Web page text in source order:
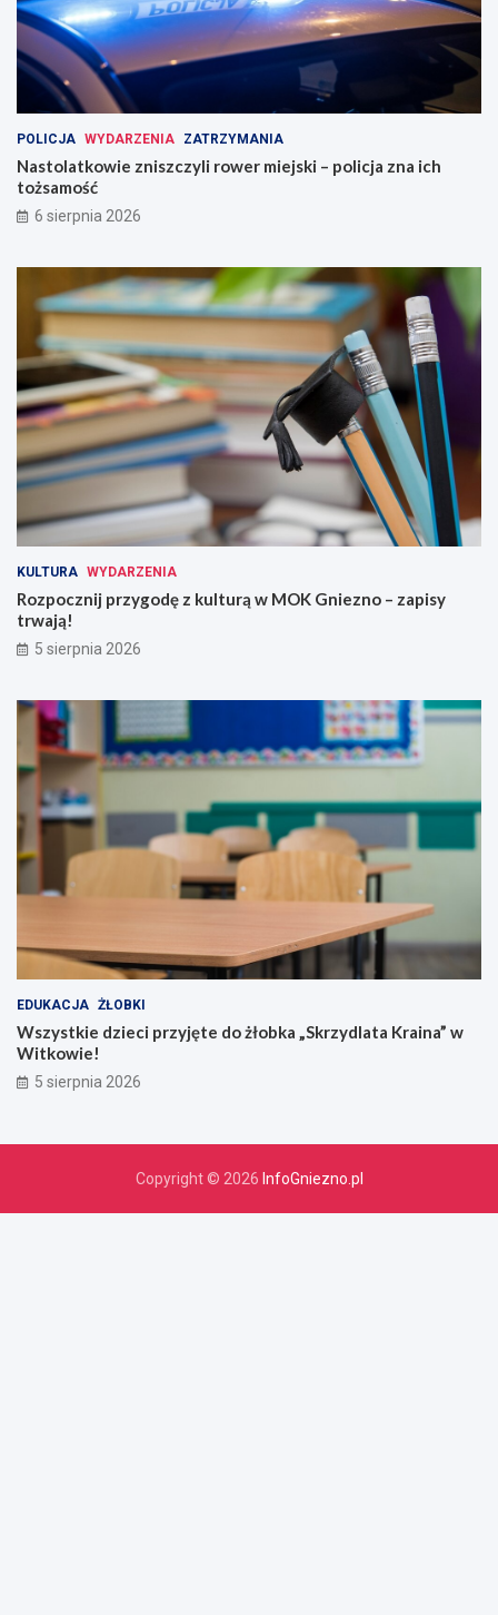
POLICJA WYDARZENIA ZATRZYMANIA
Nastolatkowie zniszczyli rower miejski – policja zna ich
tożsamość
6 sierpnia 2026
KULTURA WYDARZENIA
Rozpocznij przygodę z kulturą w MOK Gniezno – zapisy
trwają!
5 sierpnia 2026
EDUKACJA ŻŁOBKI
Wszystkie dzieci przyjęte do żłobka „Skrzydlata Kraina” w
Witkowie!
5 sierpnia 2026
Copyright © 2026 InfoGniezno.pl